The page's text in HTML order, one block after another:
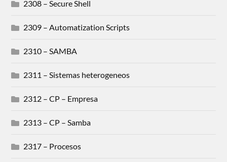
2308 – Secure Shell
2309 – Automatization Scripts
2310 – SAMBA
2311 – Sistemas heterogeneos
2312 – CP – Empresa
2313 – CP – Samba
2317 – Procesos